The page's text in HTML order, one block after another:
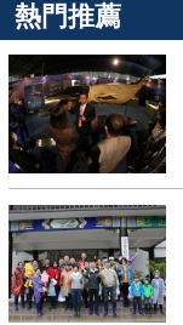
熱門推薦